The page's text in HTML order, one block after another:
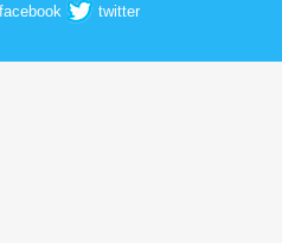
facebook twitter